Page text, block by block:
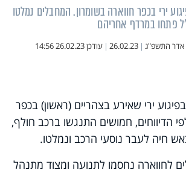
ירי בכפר חווארה בשומרון. המחבלים נמלטו
פתחו במרדף אחריהם
אדר התשפ"ג |
26.02.23
| עודכן26.02.23 14:56
ירי שאירע בצהריים (ראשון) בכפר
הדיווחים, חמושים התנגשו ברכב חולף,
חיה לעבר נוסעי הרכב ונמלטו.
לחווארה נחסמו לתנועה ומצוד מתנהל